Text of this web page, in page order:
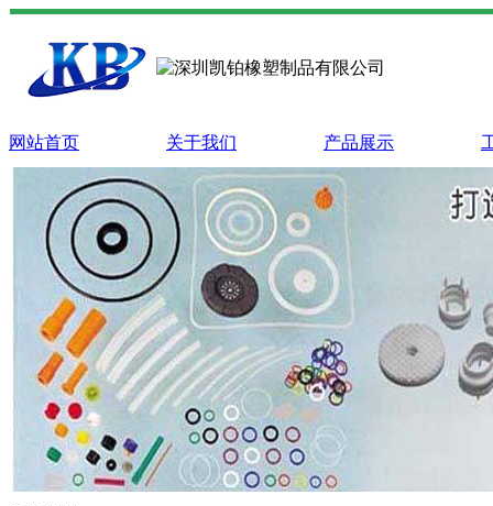
网站首页 关于我们 产品展示